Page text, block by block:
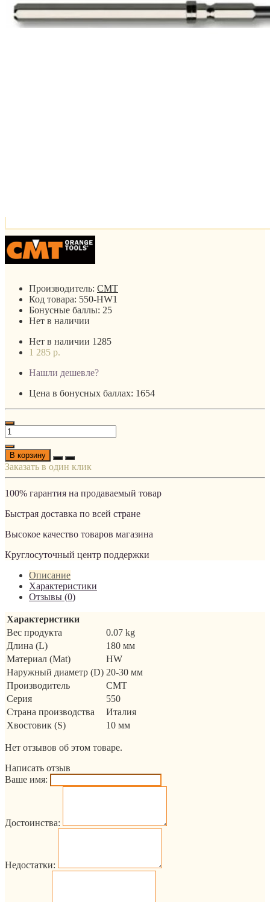
Производитель: CMT
Код товара: 550-HW1
Бонусные баллы: 25
Нет в наличии
Нет в наличии 1285
1 285 р.
Нашли дешевле?
Цена в бонусных баллах: 1654
В корзину
Заказать в один клик
100% гарантия на продаваемый товар
Быстрая доставка по всей стране
Высокое качество товаров магазина
Круглосуточный центр поддержки
Описание
Характеристики
Отзывы (0)
Характеристики
Вес продукта
0.07 kg
Длина (L)
180 мм
Материал (Mat)
HW
Наружный диаметр (D) 20-30 мм
Производитель
CMT
Серия
550
Страна производства
Италия
Хвостовик (S)
10 мм
Нет отзывов об этом товаре.
Написать отзыв
Ваше имя:
Достоинства:
Недостатки: